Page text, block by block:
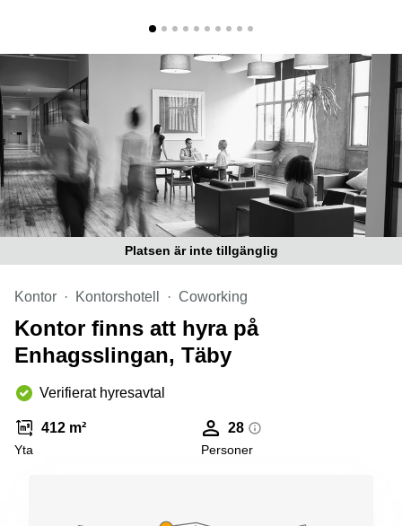
Lediga
Hisingen
Lediga
lokaler
Hägersten
Platsen är inte tillgänglig
Kontor Kontorshotell Coworking
Kontor finns att hyra på
Enhagsslingan, Täby
Verifierat hyresavtal
412 m²
Yta
28
Personer